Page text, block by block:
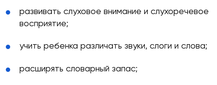
развивать слуховое внимание и слухоречевое
восприятие;
учить ребенка различать звуки, слоги и слова;
расширять словарный запас;